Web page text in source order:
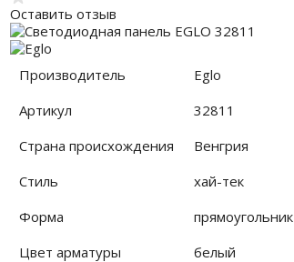
Оставить отзыв
Производитель
Eglo
Артикул
32811
Страна происхождения
Венгрия
Стиль
хай-тек
Форма
прямоугольник
Цвет арматуры
белый